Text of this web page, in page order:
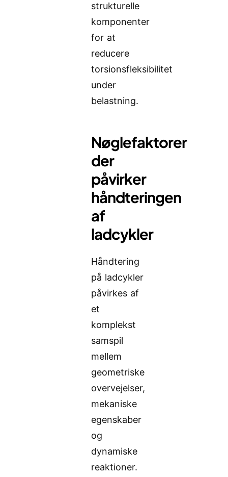
strukturelle
komponenter
for at
reducere
torsionsfleksibilitet
under
belastning.
Nøglefaktorer
der
påvirker
håndteringen
af
ladcykler
Håndtering
på ladcykler
påvirkes af
et
komplekst
samspil
mellem
geometriske
overvejelser,
mekaniske
egenskaber
og
dynamiske
reaktioner.